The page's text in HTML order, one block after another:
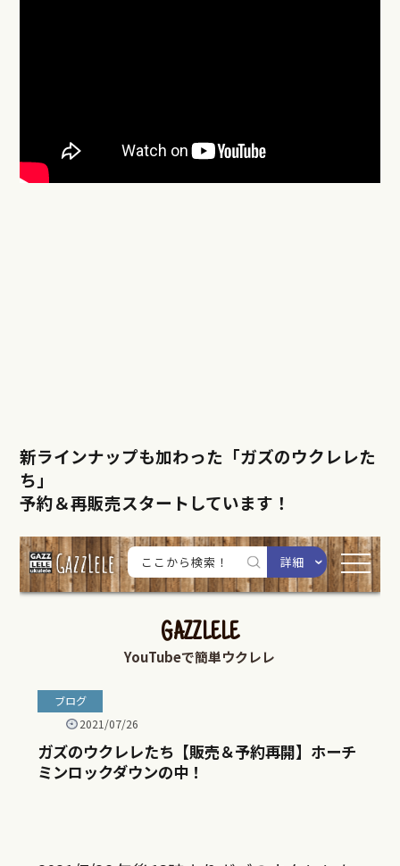
新ラインナップも加わった「ガズのウクレレた
ち」
予約＆再販売スタートしています！